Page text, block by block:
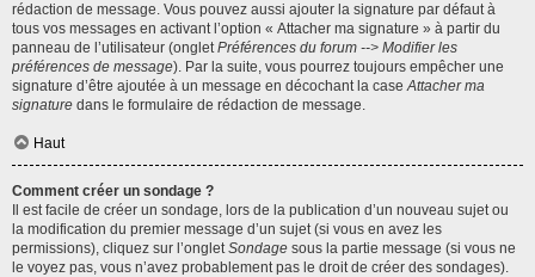
rédaction de message. Vous pouvez aussi ajouter la signature par défaut à
tous vos messages en activant l’option « Attacher ma signature » à partir du
panneau de l’utilisateur (ongletPréférences du forum --> Modifier les
préférences de message). Par la suite, vous pourrez toujours empêcher une
signature d’être ajoutée à un message en décochant la caseAttacher ma
signature dans le formulaire de rédaction de message.
Haut
Comment créer un sondage ?
Il est facile de créer un sondage, lors de la publication d’un nouveau sujet ou
la modification du premier message d’un sujet (si vous en avez les
permissions), cliquez sur l’ongletSondage sous la partie message (si vous ne
le voyez pas, vous n’avez probablement pas le droit de créer des sondages).